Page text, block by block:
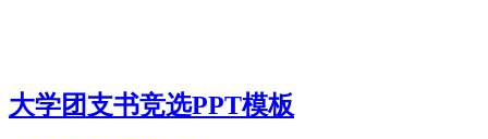
大学团支书竞选PPT模板